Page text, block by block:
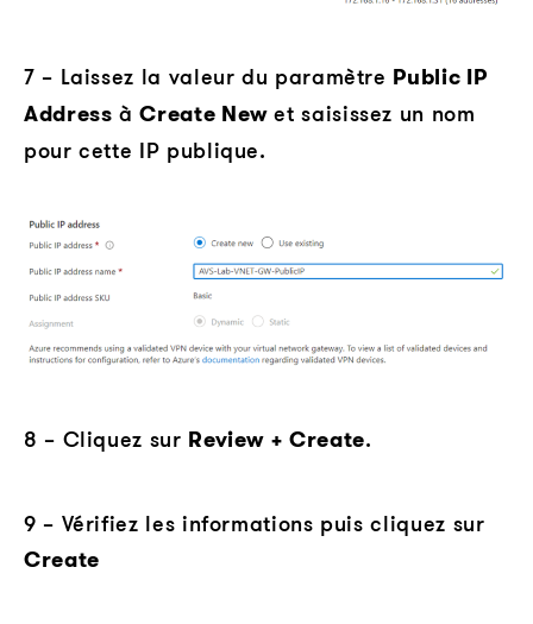
7 – Laissez la valeur du paramètre Public IP
Address àCreate Newet saisissez un nom
pour cette IP publique.
8 – Cliquez sur Review + Create.
9 – Vérifiez les informations puis cliquez sur
Create